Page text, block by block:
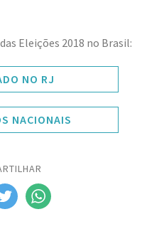
Eleições 2018 no Brasil:
NO RJ
NACIONAIS